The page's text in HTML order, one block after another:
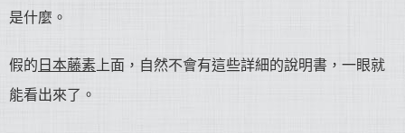
是什麼。
假的 日本藤素上面，自然不會有這些詳細的說明書，一眼就
能看出來了。